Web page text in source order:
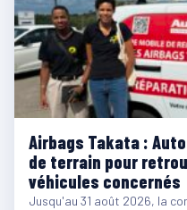
Airbags Takata :
de terrain pour
véhicules concernés
Jusqu'au 31 août 2026, la